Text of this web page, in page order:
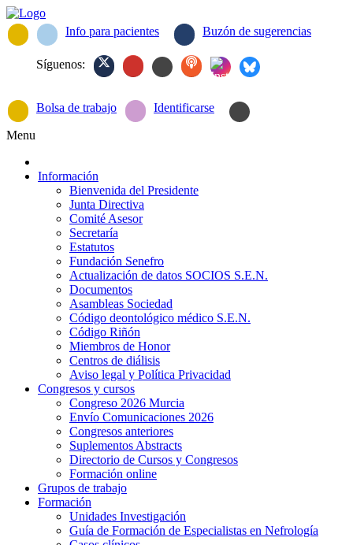
Info para pacientes Buzón de sugerencias
Síguenos:
Bolsa de trabajo Identificarse
Menu
Información
Bienvenida del Presidente
Junta Directiva
Comité Asesor
Secretaría
Estatutos
Fundación Senefro
Actualización de datos SOCIOS S.E.N.
Documentos
Asambleas Sociedad
Código deontológico médico S.E.N.
Código Riñón
Miembros de Honor
Centros de diálisis
Aviso legal y Política Privacidad
Congresos y cursos
Congreso 2026 Murcia
Envío Comunicaciones 2026
Congresos anteriores
Suplementos Abstracts
Directorio de Cursos y Congresos
Formación online
Grupos de trabajo
Formación
Unidades Investigación
Guía de Formación de Especialistas en Nefrología